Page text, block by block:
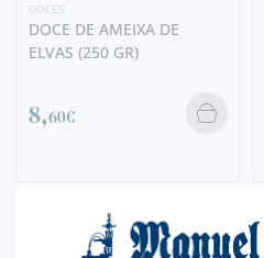
DOCES
DOCE DE AMEIXA DE
ELVAS (250 GR)
8,60€